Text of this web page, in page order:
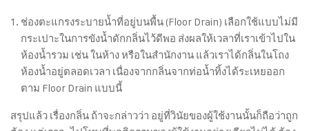
ช่องตะแกรงระบายน้ำที่อยู่บนพื้น (Floor Drain) เลือกใช้แบบไม่มี
กระเปาะในการขังน้ำดักกลิ่นไว้ดีพอ ส่งผลให้เวลาที่เราเข้าไปใน
ห้องน้ำรวม เช่น ในห้าง หรือในสำนักงาน แล้วเราได้กลิ่นในโถง
ห้องน้ำอยู่ตลอดเวลา เนื่องจากกลิ่นจากท่อน้ำทิ้งได้ระเหยออก
ตาม Floor Drain แบบนี้
สรุปแล้ว เรื่องกลิ่น ถ้าจะกล่าวว่า อยู่ที่วินัยของผู้ใช้งานนั้นก็ถือว่าถูก